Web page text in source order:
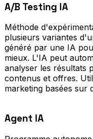
A/B Testing IA
Méthode
plusieurs variantes
généré par une IA
mieux. L'IA peut
analyser les résultats
contenus et offres.
marketing basées sur
Agent IA